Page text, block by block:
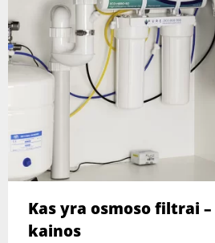
Kas yra osmoso filtrai
kainos